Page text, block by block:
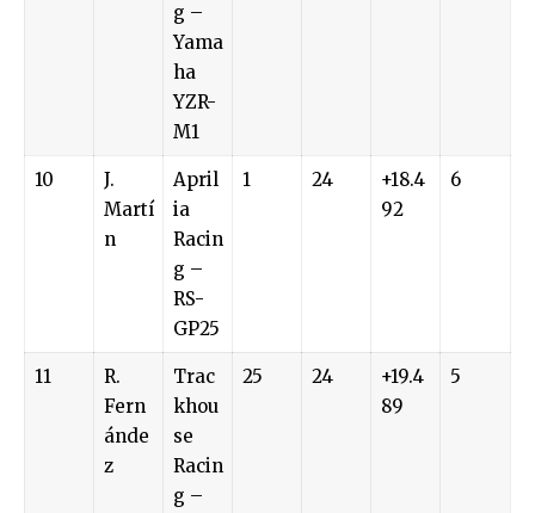
g –
Yama
ha
YZR-
M1
10
J.
Martí
n
April
ia
Racin
g –
RS-
GP25
1 24
+18.4
92
6
11
R.
Fern
ánde
z
Trac
khou
se
Racin
g –
25 24
+19.4
89
5